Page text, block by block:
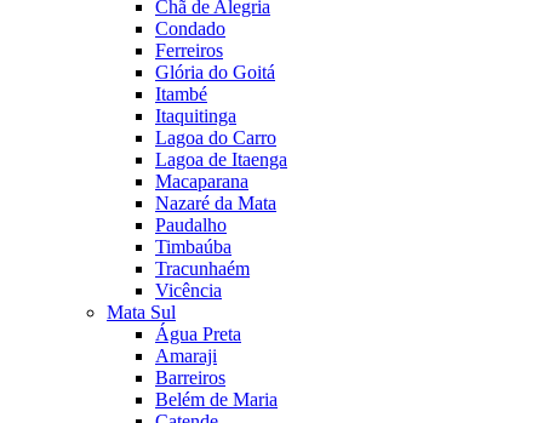
Chã de Alegria
Condado
Ferreiros
Glória do Goitá
Itambé
Itaquitinga
Lagoa do Carro
Lagoa de Itaenga
Macaparana
Nazaré da Mata
Paudalho
Timbaúba
Tracunhaém
Vicência
Mata Sul
Água Preta
Amaraji
Barreiros
Belém de Maria